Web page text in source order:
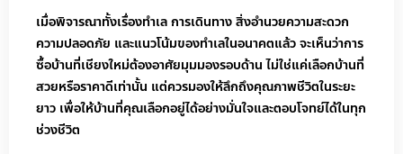
เมื่อพิจารณาทั้งเรื่องทำเล การเดินทาง สิ่งอำนวยความสะดวก
ความปลอดภัย และแนวโน้มของทำเลในอนาคตแล้ว จะเห็นว่าการ
ซื้อบ้านที่เชียงใหม่ต้องอาศัยมุมมองรอบด้าน ไม่ใช่แค่เลือกบ้านที่
สวยหรือราคาดีเท่านั้น แต่ควรมองให้ลึกถึงคุณภาพชีวิตในระยะ
ยาว เพื่อให้บ้านที่คุณเลือกอยู่ได้อย่างมั่นใจและตอบโจทย์ได้ในทุก
ช่วงชีวิต